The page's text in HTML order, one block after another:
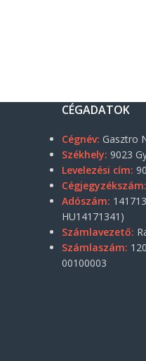
CÉGADATOK
Cégnév: Gasztro
Székhely: 9023
Levelezési cím:
Cégjegyzékszám:
Adószám:
HU14171341)
Számlavezető:
Számlaszám:
00100003